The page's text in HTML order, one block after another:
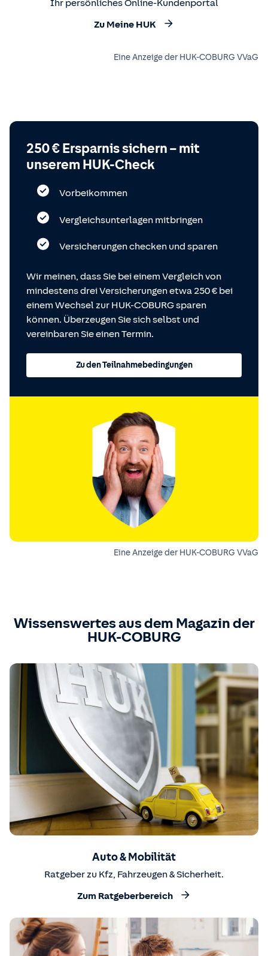
Ihr persönliches Online-Kundenportal
Zu Meine HUK
Eine Anzeige der HUK-COBURG VVaG
250 € Ersparnis sichern – mit
unserem HUK-Check
Vorbeikommen
Vergleichsunterlagen mitbringen
Versicherungen checken und sparen
Wir meinen, dass Sie bei einem Vergleich von
mindestens drei Versicherungen etwa 250 € bei
einem Wechsel zur HUK-COBURG sparen
können. Überzeugen Sie sich selbst und
vereinbaren Sie einen Termin.
Zu den Teilnahmebedingungen
Eine Anzeige der HUK-COBURG VVaG
Wissenswertes aus dem Magazin der
HUK-COBURG
Auto & Mobilität
Ratgeber zu Kfz, Fahrzeugen & Sicherheit.
Zum Ratgeberbereich